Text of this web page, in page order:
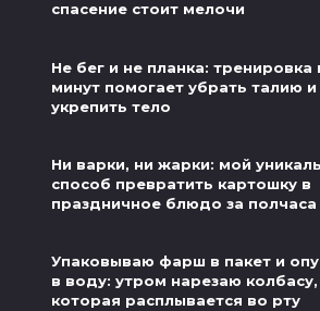
спасение стоит мелочи
Не бег и не планка: тренировка
минут помогает убрать талию и
укрепить тело
Ни варки, ни жарки: мой
способ превратить картошку в
праздничное блюдо за полчаса
Упаковываю фарш в пакет и
в воду: утром нарезаю колбасу,
которая расплывается во рту